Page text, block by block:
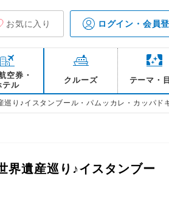
お気に入り ログイン・会員
空券・
テル
クルーズ テーマ・
り♪イスタンブール・パムッカレ・カッパド
界遺産巡り♪イスタンブー